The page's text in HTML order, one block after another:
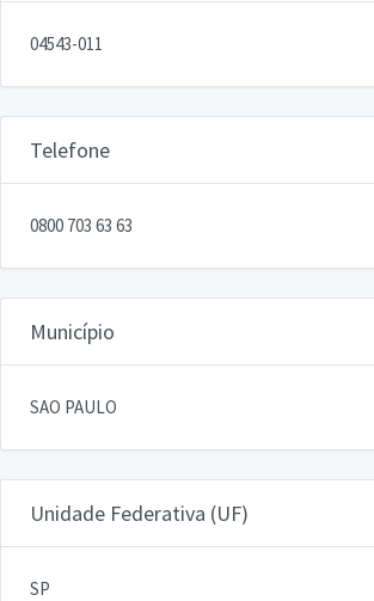
04543-011
Telefone
0800 703 63 63
Município
SAO PAULO
Unidade Federativa (UF)
SP